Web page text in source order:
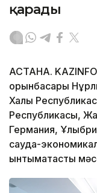
қарады
АСТАНА.
орынбасары
Халық
Республикасы,
Германия,
сауда-
ынтымақтастық